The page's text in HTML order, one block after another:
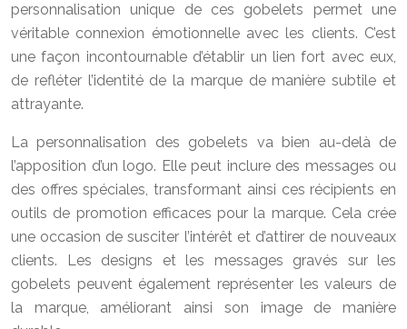
personnalisation unique de ces gobelets permet une
véritable connexion émotionnelle avec les clients. C’est
une façon incontournable d’établir un lien fort avec eux,
de refléter l’identité de la marque de manière subtile et
attrayante.
La personnalisation des gobelets va bien au-delà de
l’apposition d’un logo. Elle peut inclure des messages ou
des offres spéciales, transformant ainsi ces récipients en
outils de promotion efficaces pour la marque. Cela crée
une occasion de susciter l’intérêt et d’attirer de nouveaux
clients. Les designs et les messages gravés sur les
gobelets peuvent également représenter les valeurs de
la marque, améliorant ainsi son image de manière